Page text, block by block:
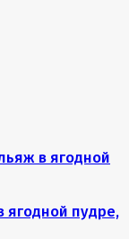
пудре,